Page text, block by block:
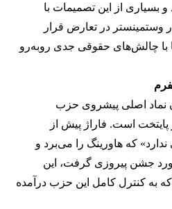
و بسیاری از این تصمیمات با
در تعارض قرار
با چالش‌های حقوقی جدی روبه‌رو
نماد اصلی پیشروی حزب
پایتخت است. فاراژ پیش از
که هاورینگ را می‌برد و
جشن پیروزی گرفت، این
به کنترل کامل این حزب درآمده